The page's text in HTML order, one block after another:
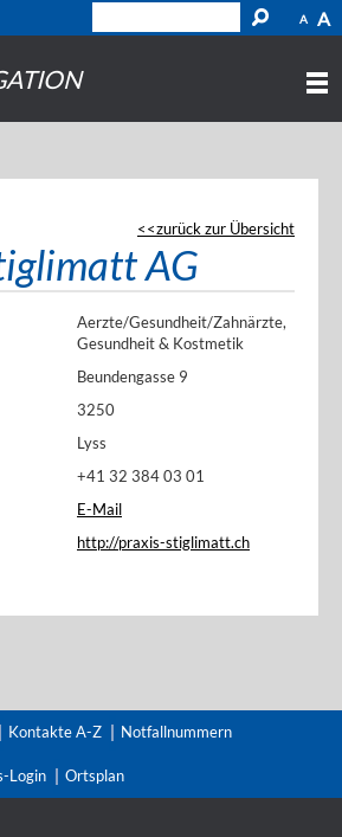
A A
zurück zur Übersicht
AG
Aerzte/Gesundheit/Zahnärzte,
Gesundheit & Kostmetik
Beundengasse 9
3250
Lyss
+41 32 384 03 01
E-Mail
http://praxis-stiglimatt.ch
Kontakte A-Z Notfallnummern
Login Ortsplan